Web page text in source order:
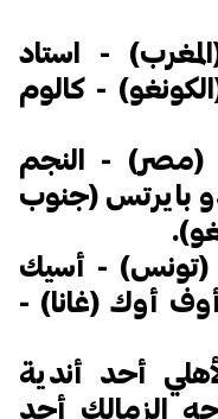
- استاد
- كالوم
(مصر) - النجم
بايرتس (جنوب
(تونس) - أسيك
أوك (غانا) -
أحد أندية
الزمالك أحد